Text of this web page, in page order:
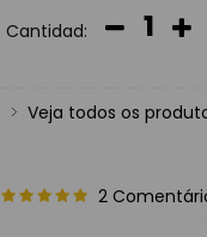
Cantidad:
Veja todos os
2